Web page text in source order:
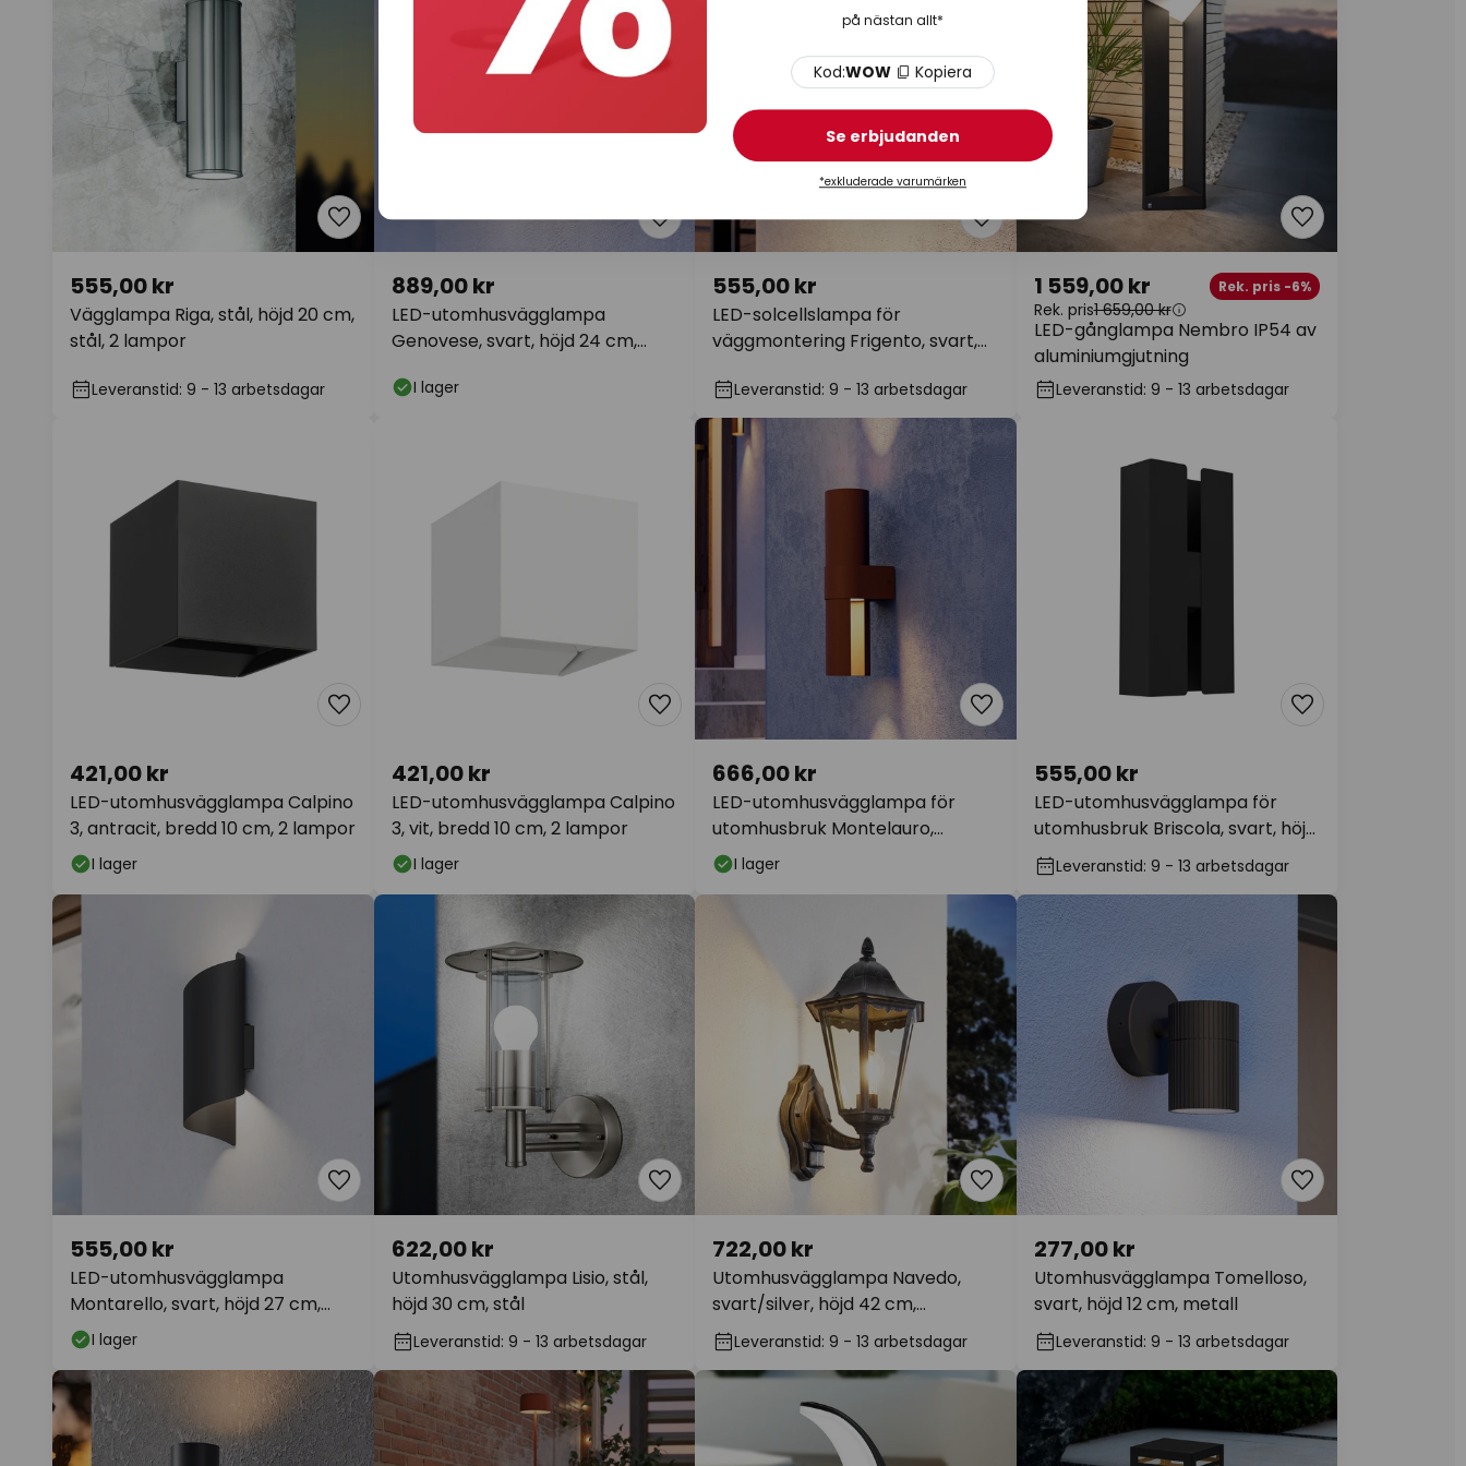
Vägglampa Riga, stål, höjd 20 cm,
stål, 2 lampor
555,00 kr
Leveranstid: 9 - 13 arbetsdagar
LED-utomhusvägglampa
Genovese, svart, höjd 24 cm,
889,00 kr
I lager
LED-solcellslampa för
väggmontering Frigento, svart,
555,00 kr
Leveranstid: 9 - 13 arbetsdagar
LED-gånglampa Nembro IP54 av
aluminiumgjutning
1 559,00 kr Rek. pris -6%
Rek. pris1 659,00 kr
Leveranstid: 9 - 13 arbetsdagar
LED-utomhusvägglampa Calpino
3, antracit, bredd 10 cm, 2 lampor
421,00 kr
I lager
LED-utomhusvägglampa Calpino
3, vit, bredd 10 cm, 2 lampor
421,00 kr
I lager
LED-utomhusvägglampa för
utomhusbruk Montelauro,
rostfärgad, höjd 32 cm, metall
666,00 kr
I lager
LED-utomhusvägglampa för
utomhusbruk Briscola, svart, höjd
20 cm, metall, CCT
555,00 kr
Leveranstid: 9 - 13 arbetsdagar
LED-utomhusvägglampa
Montarello, svart, höjd 27 cm,
metall
555,00 kr
I lager
Utomhusvägglampa Lisio, stål,
höjd 30 cm, stål
622,00 kr
Leveranstid: 9 - 13 arbetsdagar
Utomhusvägglampa Navedo,
svart/silver, höjd 42 cm,
rörelsesensor
722,00 kr
Leveranstid: 9 - 13 arbetsdagar
Utomhusvägglampa Tomelloso,
svart, höjd 12 cm, metall
277,00 kr
Leveranstid: 9 - 13 arbetsdagar
på nästan allt*
Kod:WOW Kopiera
Se erbjudanden
*exkluderade varumärken